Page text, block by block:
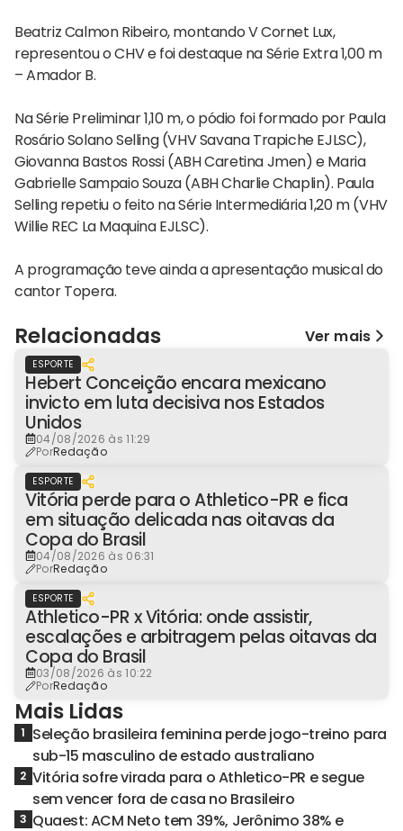
Beatriz Calmon Ribeiro, montando V Cornet Lux,
representou o CHV e foi destaque na Série Extra 1,00 m
– Amador B.
Na Série Preliminar 1,10 m, o pódio foi formado por Paula
Rosário Solano Selling (VHV Savana Trapiche EJLSC),
Giovanna Bastos Rossi (ABH Caretina Jmen) e Maria
Gabrielle Sampaio Souza (ABH Charlie Chaplin). Paula
Selling repetiu o feito na Série Intermediária 1,20 m (VHV
Willie REC La Maquina EJLSC).
A programação teve ainda a apresentação musical do
cantor Topera.
Relacionadas Ver mais
ESPORTE
Hebert Conceição encara mexicano
invicto em luta decisiva nos Estados
Unidos
04/08/2026 às 11:29
PorRedação
ESPORTE
Vitória perde para o Athletico-PR e fica
em situação delicada nas oitavas da
Copa do Brasil
04/08/2026 às 06:31
PorRedação
ESPORTE
Athletico-PR x Vitória: onde assistir,
escalações e arbitragem pelas oitavas da
Copa do Brasil
03/08/2026 às 10:22
PorRedação
Mais Lidas
1 Seleção brasileira feminina perde jogo-treino para
sub-15 masculino de estado australiano
2 Vitória sofre virada para o Athletico-PR e segue
sem vencer fora de casa no Brasileiro
3 Quaest: ACM Neto tem 39%, Jerônimo 38% e